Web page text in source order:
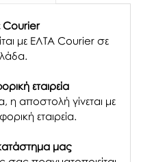
Courier
με ΕΛΤΑ Courier σε
εταιρεία
η αποστολή γίνεται με
εταιρεία.
μας